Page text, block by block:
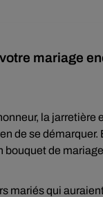
mariage
la jarretière
de se démarquer.
bouquet de
mariés qui